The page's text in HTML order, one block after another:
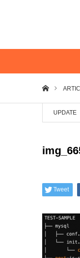
ホーム
UPDATE
Tweet